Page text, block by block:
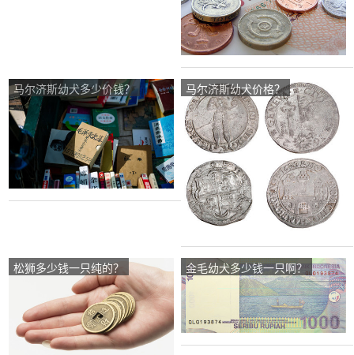
马尔济斯幼犬多少价钱？ 马尔济斯幼犬价格？
松狮多少钱一只纯的？ 金毛幼犬多少钱一只啊？